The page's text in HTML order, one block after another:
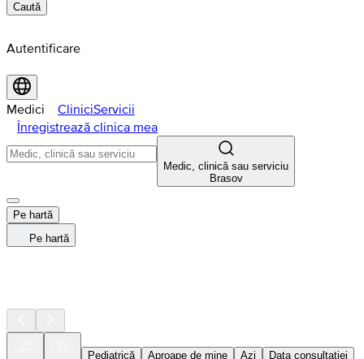
Caută
Autentificare
Medici CliniciServicii
Înregistrează clinica mea
Medic, clinică sau serviciu
Brasov
Pe hartă
Pe hartă
Pediatrică Aproape de mine Azi
Data consultației